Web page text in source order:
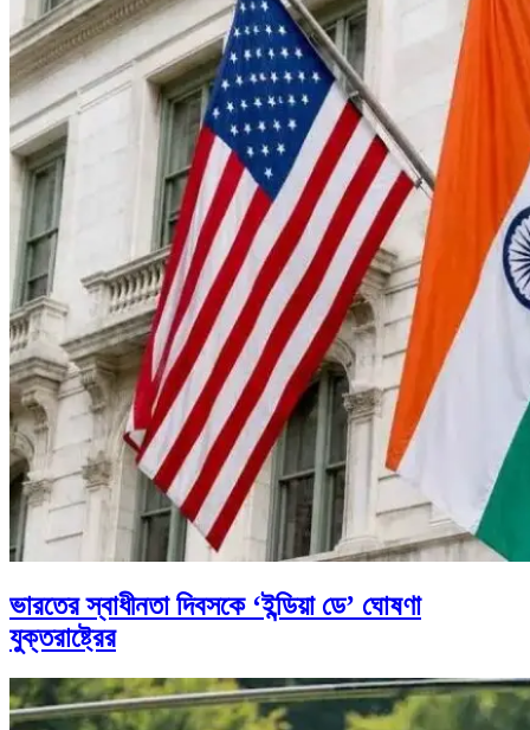
ভারতের স্বাধীনতা দিবসকে ‘ইন্ডিয়া ডে’ ঘোষণা
যুক্তরাষ্ট্রের